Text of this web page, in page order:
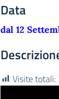
Data
dal 12
Visite totali: